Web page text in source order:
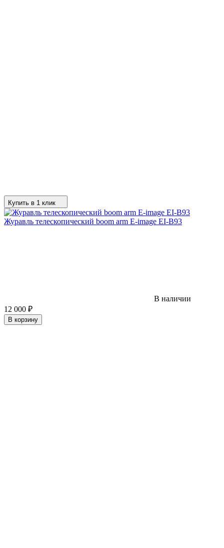
Купить в 1 клик
Журавль телескопический boom arm E-image EI-B93
В наличии
12 000 ₽
В корзину